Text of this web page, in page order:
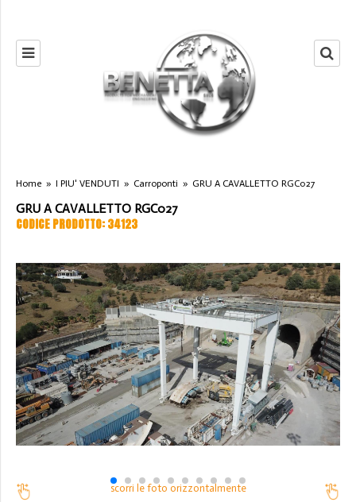
Home » I PIU' VENDUTI » Carroponti » GRU A CAVALLETTO RGC027
GRU A CAVALLETTO RGC027
CODICE PRODOTTO: 34123
scorri le foto orizzontalmente